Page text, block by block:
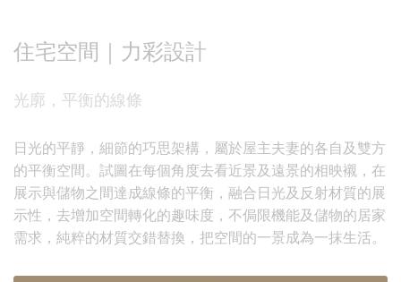
住宅空間｜力彩設計
光廓，平衡的線條
日光的平靜，細節的巧思架構，屬於屋主夫妻的各自及雙方
的平衡空間。試圖在每個角度去看近景及遠景的相映襯，在
展示與儲物之間達成線條的平衡，融合日光及反射材質的展
示性，去增加空間轉化的趣味度，不侷限機能及儲物的居家
需求，純粹的材質交錯替換，把空間的一景成為一抹生活。